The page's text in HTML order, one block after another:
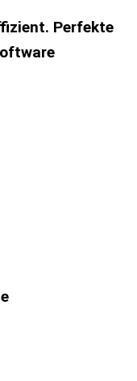
Perfekte